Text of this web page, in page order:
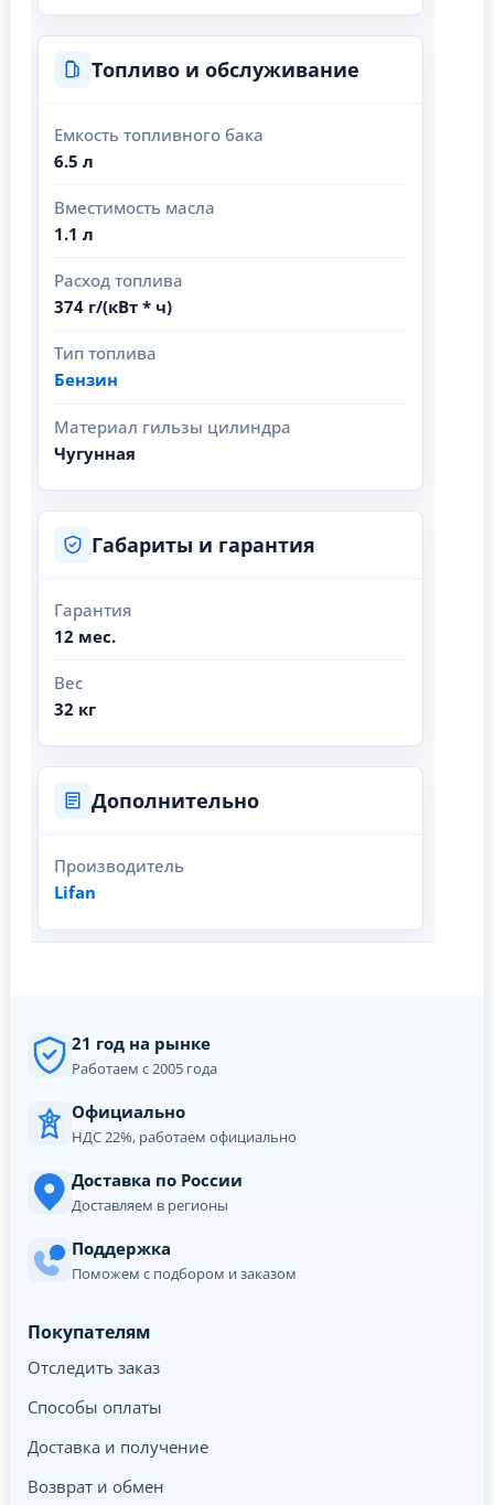
Топливо и обслуживание
Емкость топливного бака
6.5 л
Вместимость масла
1.1 л
Расход топлива
374 г/(кВт * ч)
Тип топлива
Бензин
Материал гильзы цилиндра
Чугунная
Габариты и гарантия
Гарантия
12 мес.
Вес
32 кг
Дополнительно
Производитель
Lifan
21 год на рынке
Работаем с 2005 года
Официально
НДС 22%, работаем официально
Доставка по России
Доставляем в регионы
Поддержка
Поможем с подбором и заказом
Покупателям
Отследить заказ
Способы оплаты
Доставка и получение
Возврат и обмен